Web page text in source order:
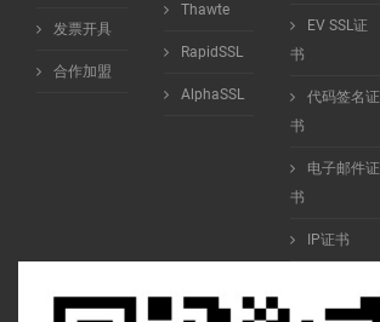
发票开具
合作加盟
Thawte
RapidSSL
AlphaSSL
EV SSL证
书
代码签名证
书
电子邮件证
书
IP证书